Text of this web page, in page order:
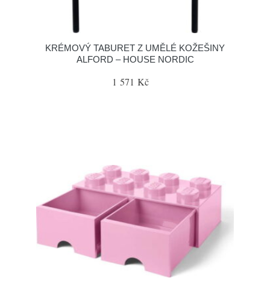
KRÉMOVÝ TABURET Z UMĚLÉ KOŽEŠINY
ALFORD – HOUSE NORDIC
1 571 Kč